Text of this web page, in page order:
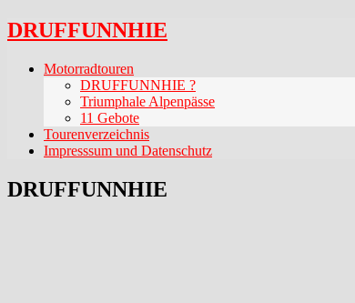
DRUFFUNNHIE
Motorradtouren
DRUFFUNNHIE ?
Triumphale Alpenpässe
11 Gebote
Tourenverzeichnis
Impresssum und Datenschutz
DRUFFUNNHIE